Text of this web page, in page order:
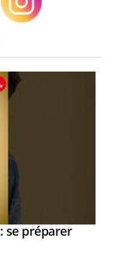
se préparer